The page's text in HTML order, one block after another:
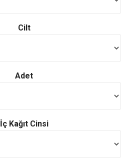
Cilt
Adet
İç Kağıt Cinsi